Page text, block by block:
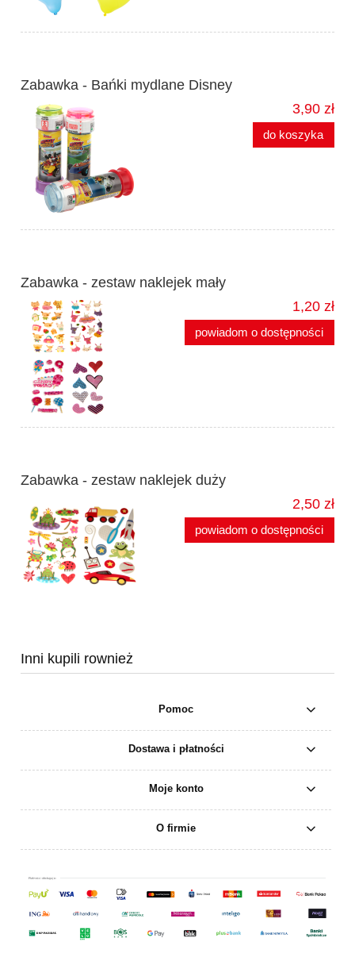
Zabawka - Bańki mydlane Disney
3,90 zł
do koszyka
Zabawka - zestaw naklejek mały
1,20 zł
powiadom o dostępności
Zabawka - zestaw naklejek duży
2,50 zł
powiadom o dostępności
Inni kupili rownież
Pomoc
Dostawa i płatności
Moje konto
O firmie